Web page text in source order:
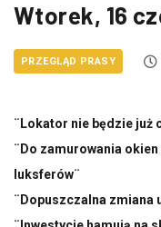
Wtorek, 16
PRZEGLĄD PRASY
¨Lokator nie będzie już
¨Do zamurowania
luksferów¨
¨Dopuszczalna zmiana